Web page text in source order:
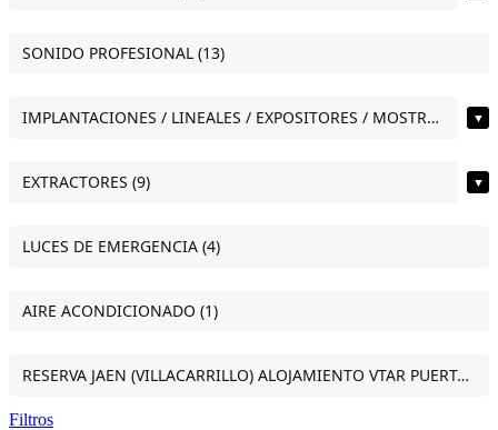
SONIDO PROFESIONAL (13)
IMPLANTACIONES / LINEALES / EXPOSITORES / MOSTRADORES (11) ▼
EXTRACTORES (9) ▼
LUCES DE EMERGENCIA (4)
AIRE ACONDICIONADO (1)
RESERVA JAEN (VILLACARRILLO) ALOJAMIENTO VTAR PUERTA DEL SOL ESTUDIO VILLACARRILLO (JAEN) (1)
Filtros